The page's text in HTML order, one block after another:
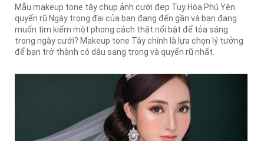
Mẫu makeup tone tây chụp ảnh cưới đẹp Tuy Hòa Phú Yên
quyến rũ Ngày trọng đại của bạn đang đến gần và bạn đang
muốn tìm kiếm một phong cách thật nổi bật để tỏa sáng
trong ngày cưới? Makeup tone Tây chính là lựa chọn lý tưởng
để bạn trở thành cô dâu sang trọng và quyến rũ nhất.